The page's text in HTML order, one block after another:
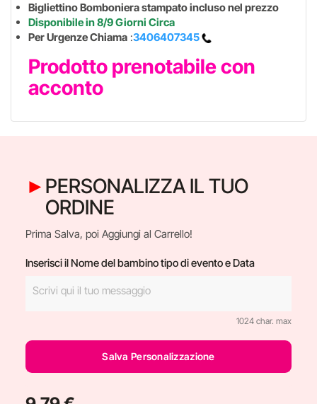
Bigliettino Bomboniera stampato incluso nel prezzo
Disponibile in 8/9 Giorni Circa
Per Urgenze Chiama :3406407345
Prodotto prenotabile con
acconto
PERSONALIZZA IL TUO
ORDINE
Prima Salva, poi Aggiungi al Carrello!
Inserisci il Nome del bambino tipo di evento e Data
1024 char. max
Salva Personalizzazione